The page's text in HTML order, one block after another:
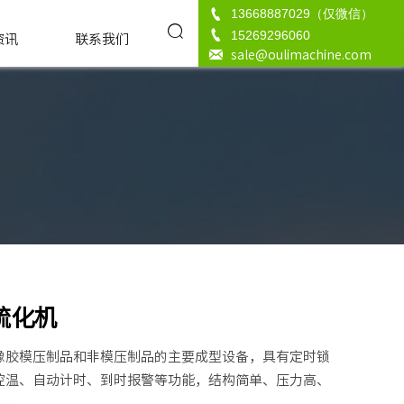
讯 联系我们

 13668887029（仅微信）
 15269296060
 sale@oulimachine.com
化机
模压制品和非模压制品的主要成型设备，具有定时锁
、自动计时、到时报警等功能，结构简单、压力高、